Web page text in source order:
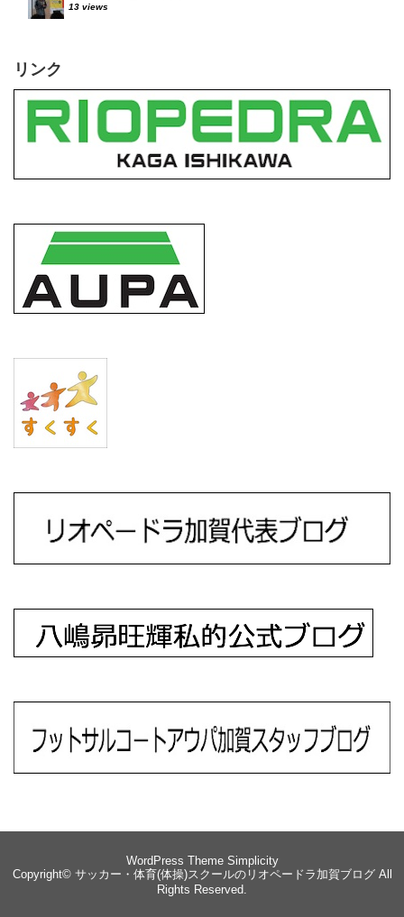
13 views
リンク
WordPress Theme Simplicity
Copyright© サッカー・体育(体操)スクールのリオペードラ加賀ブログAll
Rights Reserved.